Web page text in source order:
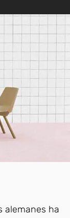
alemanes ha